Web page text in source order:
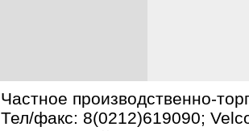
Частное производственно-
Тел/факс: 8(0212)619090;